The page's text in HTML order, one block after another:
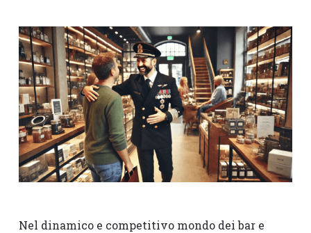
Nel dinamico e competitivo mondo dei bar e